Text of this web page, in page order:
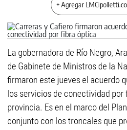
+ Agregar
La gobernadora de Río Negro,
de Gabinete de Ministros de la
firmaron este jueves el acuerdo
los servicios de conectividad por
provincia. Es en el marco del
conjunto con los troncales que